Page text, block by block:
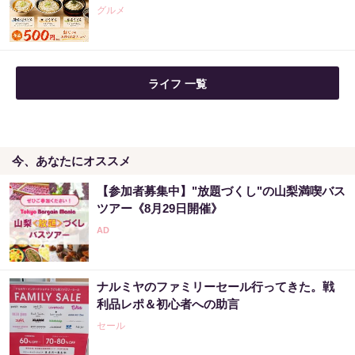
PR（Acoco.）
グルメ
ライフ 一覧
今、あなたにオススメ
【参加者募集中】"放題づくし"の山梨満喫バス
ツアー《8月29日開催》
ナルミヤのファミリーセール行ってきた。戦
利品レポ＆初心者への助言
セール